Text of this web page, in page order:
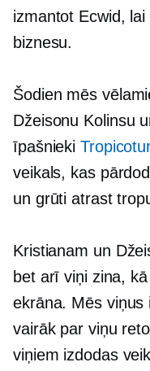
izmantot Ecwid,
biznesu.
Šodien mēs
Džeisonu Kolinsu
īpašnieki
veikals, kas
un grūti atrast
Kristianam un
bet arī viņi zina,
ekrāna. Mēs viņus
vairāk par viņu
viņiem izdodas